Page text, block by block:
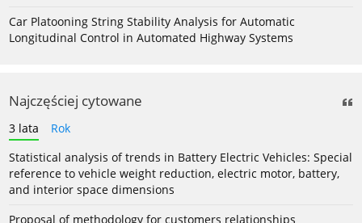
Car Platooning String Stability Analysis for Automatic
Longitudinal Control in Automated Highway Systems
Najczęściej cytowane
3 lata
Rok
Statistical analysis of trends in Battery Electric Vehicles: Special
reference to vehicle weight reduction, electric motor, battery,
and interior space dimensions
Proposal of methodology for customers relationships